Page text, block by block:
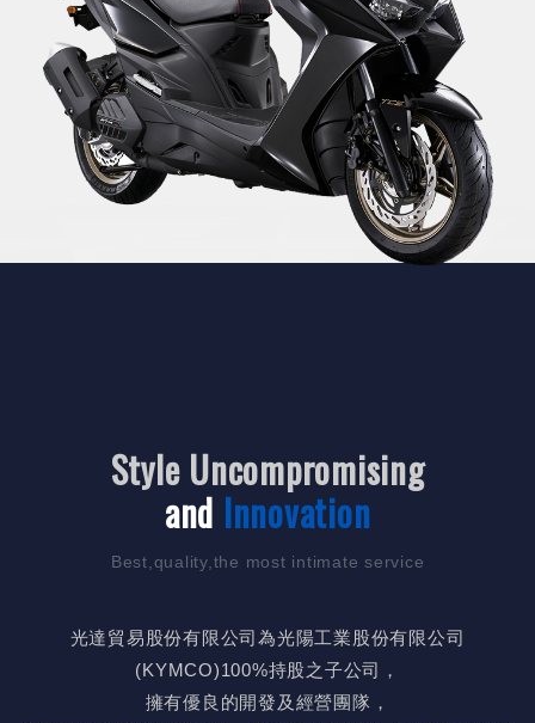
Style Uncompromising
and Innovation
Best,quality,the most intimate service
光達貿易股份有限公司為光陽工業股份有限公司
(KYMCO)100%持股之子公司，
擁有優良的開發及經營團隊，